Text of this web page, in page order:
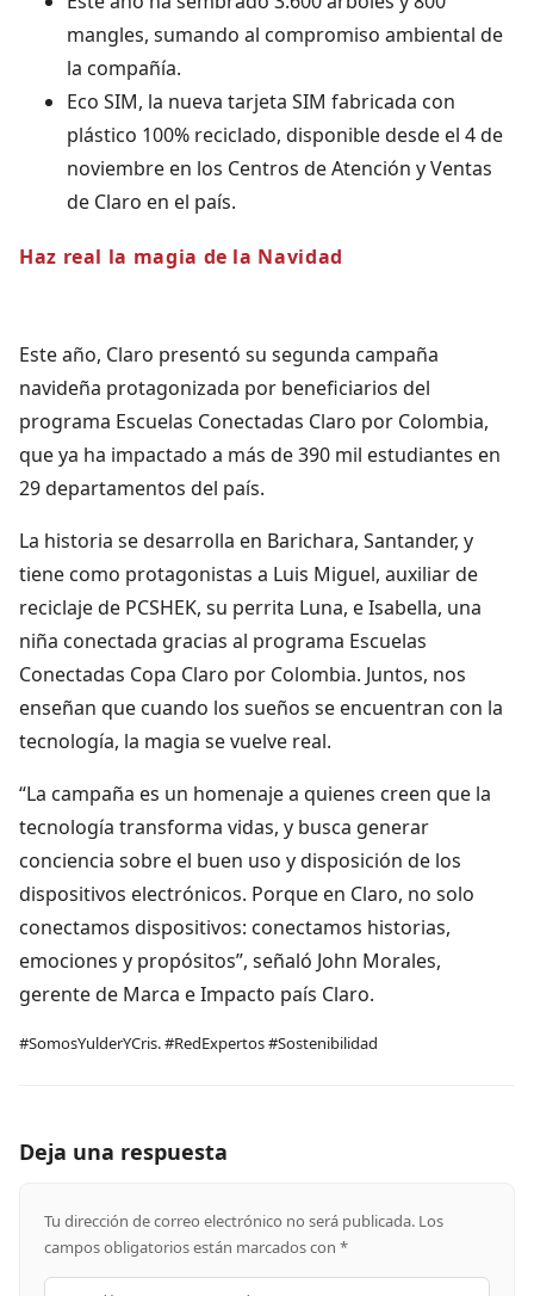
mangles, sumando al compromiso ambiental de
la compañía.
Eco SIM, la nueva tarjeta SIM fabricada con
plástico 100% reciclado, disponible desde el 4 de
noviembre en los Centros de Atención y Ventas
de Claro en el país.
Haz real la magia de la Navidad
Este año, Claro presentó su segunda campaña
navideña protagonizada por beneficiarios del
programa Escuelas Conectadas Claro por Colombia,
que ya ha impactado a más de 390 mil estudiantes en
29 departamentos del país.
La historia se desarrolla en Barichara, Santander, y
tiene como protagonistas a Luis Miguel, auxiliar de
reciclaje de PCSHEK, su perrita Luna, e Isabella, una
niña conectada gracias al programa Escuelas
Conectadas Copa Claro por Colombia. Juntos, nos
enseñan que cuando los sueños se encuentran con la
tecnología, la magia se vuelve real.
“La campaña es un homenaje a quienes creen que la
tecnología transforma vidas, y busca generar
conciencia sobre el buen uso y disposición de los
dispositivos electrónicos. Porque en Claro, no solo
conectamos dispositivos: conectamos historias,
emociones y propósitos”, señaló John Morales,
gerente de Marca e Impacto país Claro.
#SomosYulderYCris. #RedExpertos #Sostenibilidad
Deja una respuesta
Tu dirección de correo electrónico no será publicada. Los
campos obligatorios están marcados con *